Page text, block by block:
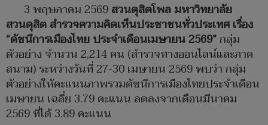
3 พฤษภาคม 2569สวนดุสิตโพล มหาวิทยาลัย
สวนดุสิต สำรวจความคิดเห็นประชาชนทั่วประเทศ เรื่อง
“ดัชนีการเมืองไทย ประจำเดือนเมษายน 2569”กลุ่ม
ตัวอย่าง จำนวน 2,214 คน (สำรวจทางออนไลน์และภาค
สนาม) ระหว่างวันที่ 27-30 เมษายน 2569 พบว่า กลุ่ม
ตัวอย่างให้คะแนนภาพรวมดัชนีการเมืองไทยประจำเดือน
เมษายน เฉลี่ย 3.79 คะแนน ลดลงจากเดือนมีนาคม
2569 ที่ได้ 3.89 คะแนน